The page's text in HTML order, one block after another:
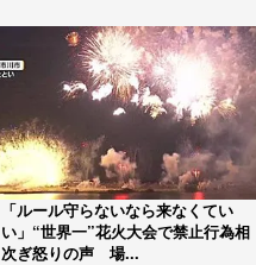
「ルール守らないなら来なくてい
い」“世界一”花火大会で禁止行為相
次ぎ怒りの声 場...